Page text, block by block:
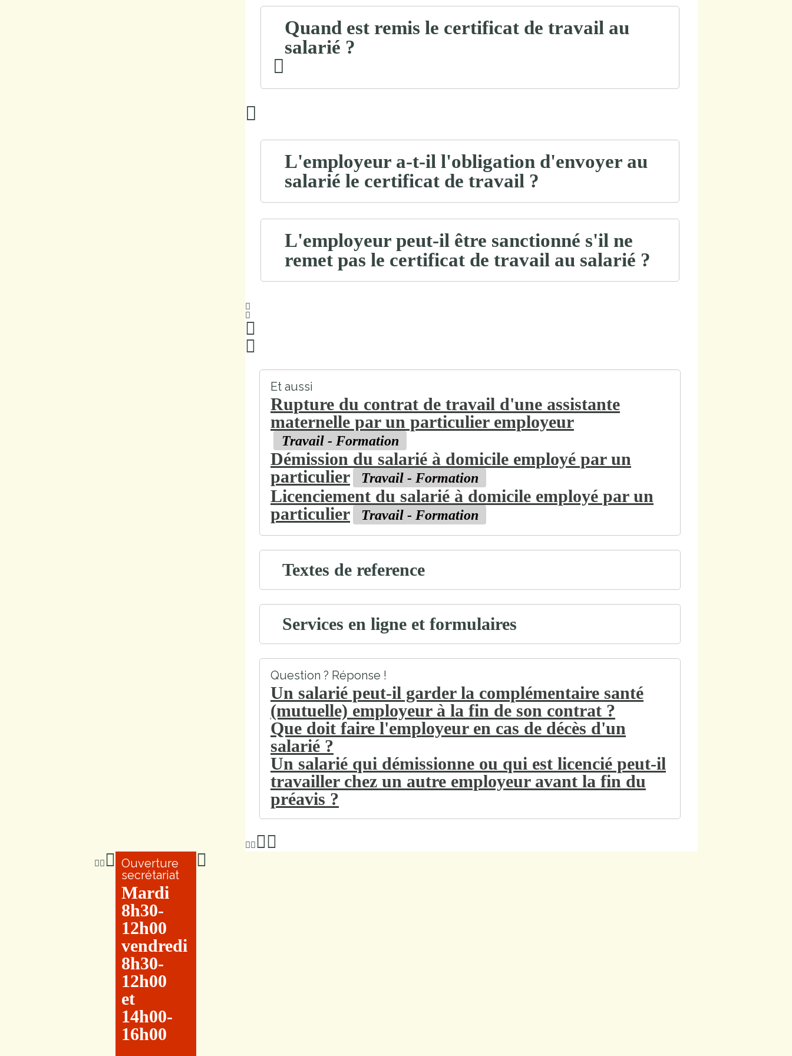
Quand est remis le certificat de travail au
salarié ?
L'employeur a-t-il l'obligation d'envoyer au
salarié le certificat de travail ?
L'employeur peut-il être sanctionné s'il ne
remet pas le certificat de travail au salarié ?
Et aussi
Rupture du contrat de travail d'une assistante
maternelle par un particulier employeur
Travail - Formation
Démission du salarié à domicile employé par un
particulier
Travail - Formation
Licenciement du salarié à domicile employé par un
particulier
Travail - Formation
Textes de reference
Services en ligne et formulaires
Question ? Réponse !
Un salarié peut-il garder la complémentaire santé
(mutuelle) employeur à la fin de son contrat ?
Que doit faire l'employeur en cas de décès d'un
salarié ?
Un salarié qui démissionne ou qui est licencié peut-il
travailler chez un autre employeur avant la fin du
préavis ?
Ouverture
secrétariat
Mardi
8h30-
12h00
vendredi
8h30-
12h00
et
14h00-
16h00